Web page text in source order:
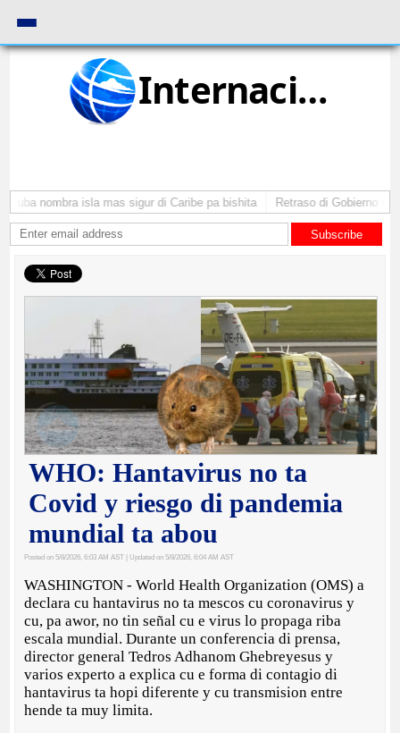
Internacional
nombra isla mas sigur di Caribe pa bishita Retraso di Gobierno ta
Subscribe
WHO: Hantavirus no ta
Covid y riesgo di pandemia
mundial ta abou
Posted on 5/8/2026, 6:03 AM AST | Updated on 5/8/2026, 6:04 AM AST
WASHINGTON - World Health Organization (OMS) a
declara cu hantavirus no ta mescos cu coronavirus y
cu, pa awor, no tin señal cu e virus lo propaga riba
escala mundial. Durante un conferencia di prensa,
director general Tedros Adhanom Ghebreyesus y
varios experto a explica cu e forma di contagio di
hantavirus ta hopi diferente y cu transmision entre
hende ta muy limita.